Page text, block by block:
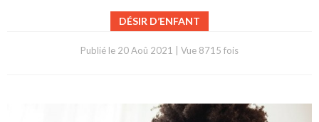
DÉSIR D’ENFANT
Publié le 20 Aoû 2021 Vue 8715 fois